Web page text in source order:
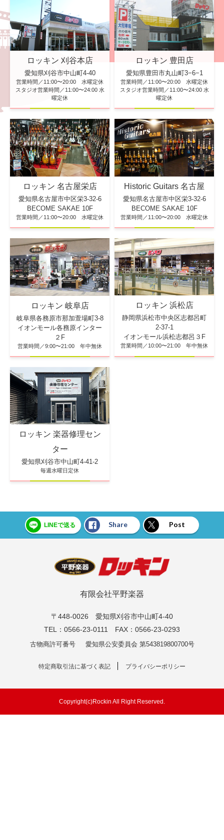
ロッキン 刈谷本店
愛知県刈谷市中山町4-40
営業時間／11:00〜20:00 水曜定休
スタジオ営業時間／11:00〜24:00 水
曜定休
ロッキン 豊田店
愛知県豊田市丸山町3−6−1
営業時間／11:00〜20:00 水曜定休
スタジオ営業時間／11:00〜24:00 水
曜定休
ロッキン 名古屋栄店
愛知県名古屋市中区栄3-32-6
BECOME SAKAE 10F
営業時間／11:00〜20:00 水曜定休
Historic Guitars 名古屋
愛知県名古屋市中区栄3-32-6
BECOME SAKAE 10F
営業時間／11:00〜20:00 水曜定休
ロッキン 岐阜店
岐阜県各務原市那加萱場町3-8
イオンモール各務原インター
２F
営業時間／9:00〜21:00 年中無休
ロッキン 浜松店
静岡県浜松市中央区志都呂町
2-37-1
イオンモール浜松志都呂３F
営業時間／10:00〜21:00 年中無休
ロッキン 楽器修理セン
ター
愛知県刈谷市中山町4-41-2
毎週水曜日定休
LINEで送る Share Post
有限会社平野楽器
〒448-0026 愛知県刈谷市中山町4-40
TEL：0566-23-0111 FAX：0566-23-0293
古物商許可番号 愛知県公安委員会 第543819800700号
特定商取引法に基づく表記 プライバシーポリシー
Copyright(c)Rockin All Right Reserved.